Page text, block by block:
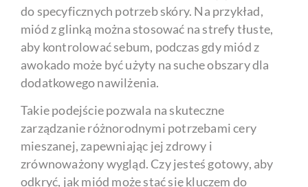
do specyficznych potrzeb skóry. Na przykład,
miód z glinką można stosować na strefy tłuste,
aby kontrolować sebum, podczas gdy miód z
awokado może być użyty na suche obszary dla
dodatkowego nawilżenia.
Takie podejście pozwala na skuteczne
zarządzanie różnorodnymi potrzebami cery
mieszanej, zapewniając jej zdrowy i
zrównoważony wygląd. Czy jesteś gotowy, aby
odkryć, jak miód może stać się kluczem do